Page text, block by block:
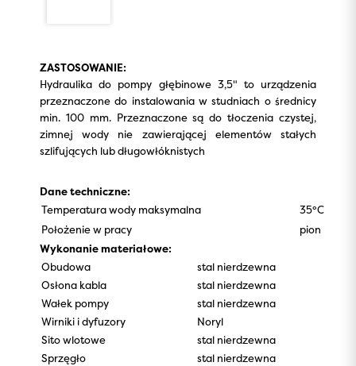
ZASTOSOWANIE:
Hydraulika do pompy głębinowe 3,5" to urządzenia
przeznaczone do instalowania w studniach o średnicy
min. 100 mm. Przeznaczone są do tłoczenia czystej,
zimnej wody nie zawierającej elementów stałych
szlifujących lub długowłóknistych
Dane techniczne:
Temperatura wody maksymalna
35°C
Położenie w pracy
pion
Wykonanie materiałowe:
Obudowa
stal nierdzewna
Osłona kabla
stal nierdzewna
Wałek pompy
stal nierdzewna
Wirniki i dyfuzory
Noryl
Sito wlotowe
stal nierdzewna
Sprzęgło
stal nierdzewna